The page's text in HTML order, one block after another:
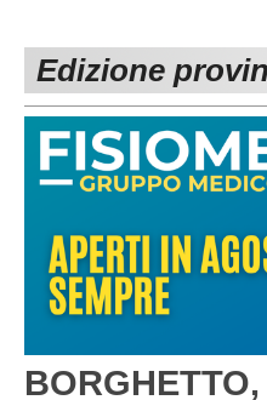
1^ CATEGORIA
2^ CATEGORIA
3^ CATEGORIA
Edizione